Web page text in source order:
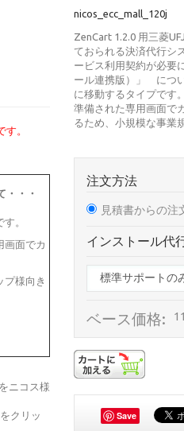
。
・・
。
画面でカ
プ様向き
ニコス様
クリッ
nicos_ecc_mall_120j
ZenCart 1.2.0 用三菱
ておられる決済代行シ
ービス利用契約が必
ール連携版）」 につ
に移動するタイプです
準備された専用画面で
るため、小規模な事業
注文方法
見積書からの注
インストール代
ベース価格:
Save